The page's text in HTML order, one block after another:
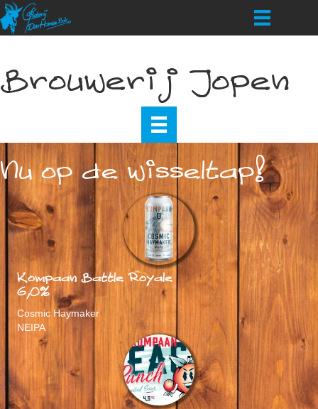
Brouwerij Jopen
Nu op de wisseltap!
Kompaan Battle Royale
6,0%
Cosmic Haymaker
NEIPA